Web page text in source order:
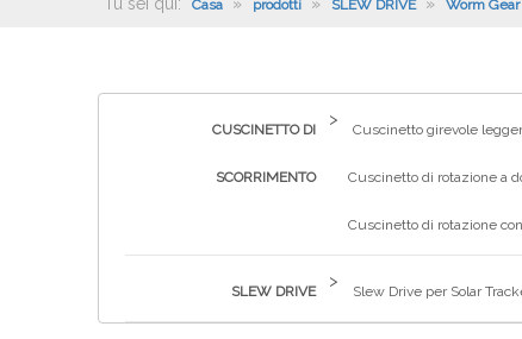
Casa prodotti SLEW DRIVE Worm
CUSCINETTO DI
SCORRIMENTO
>
Cuscinetto girevole
Cuscinetto di rotazione a
Cuscinetto di rotazione
SLEW DRIVE
>
Slew Drive per Solar